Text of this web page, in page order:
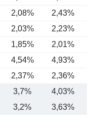
2,08% 2,43%
2,03% 2,23%
1,85% 2,01%
4,54% 4,93%
2,37% 2,36%
3,7% 4,03%
3,2% 3,63%